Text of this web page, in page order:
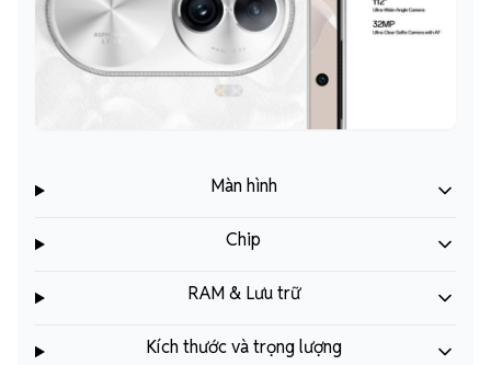
Màn hình
Chip
RAM & Lưu trữ
Kích thước và trọng lượng